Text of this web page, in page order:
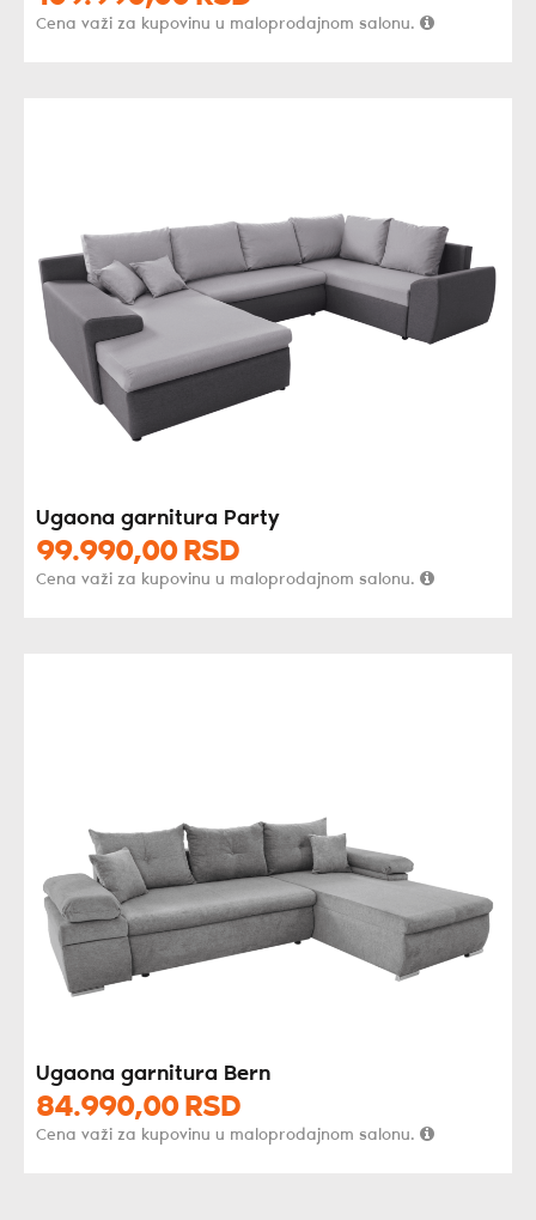
Cena važi za kupovinu u maloprodajnom salonu.
Ugaona garnitura Party
99.990,00 RSD
Cena važi za kupovinu u maloprodajnom salonu.
Ugaona garnitura Bern
84.990,00 RSD
Cena važi za kupovinu u maloprodajnom salonu.